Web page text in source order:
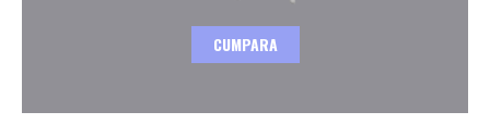
CUMPARA